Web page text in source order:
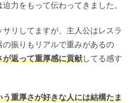
力をもって伝わってきました。
リしてますが、主人公はレスラ
振りもリアルで重みがあるの
が返って重厚感に貢献してる感す
う重厚さが好きな人には結構たま